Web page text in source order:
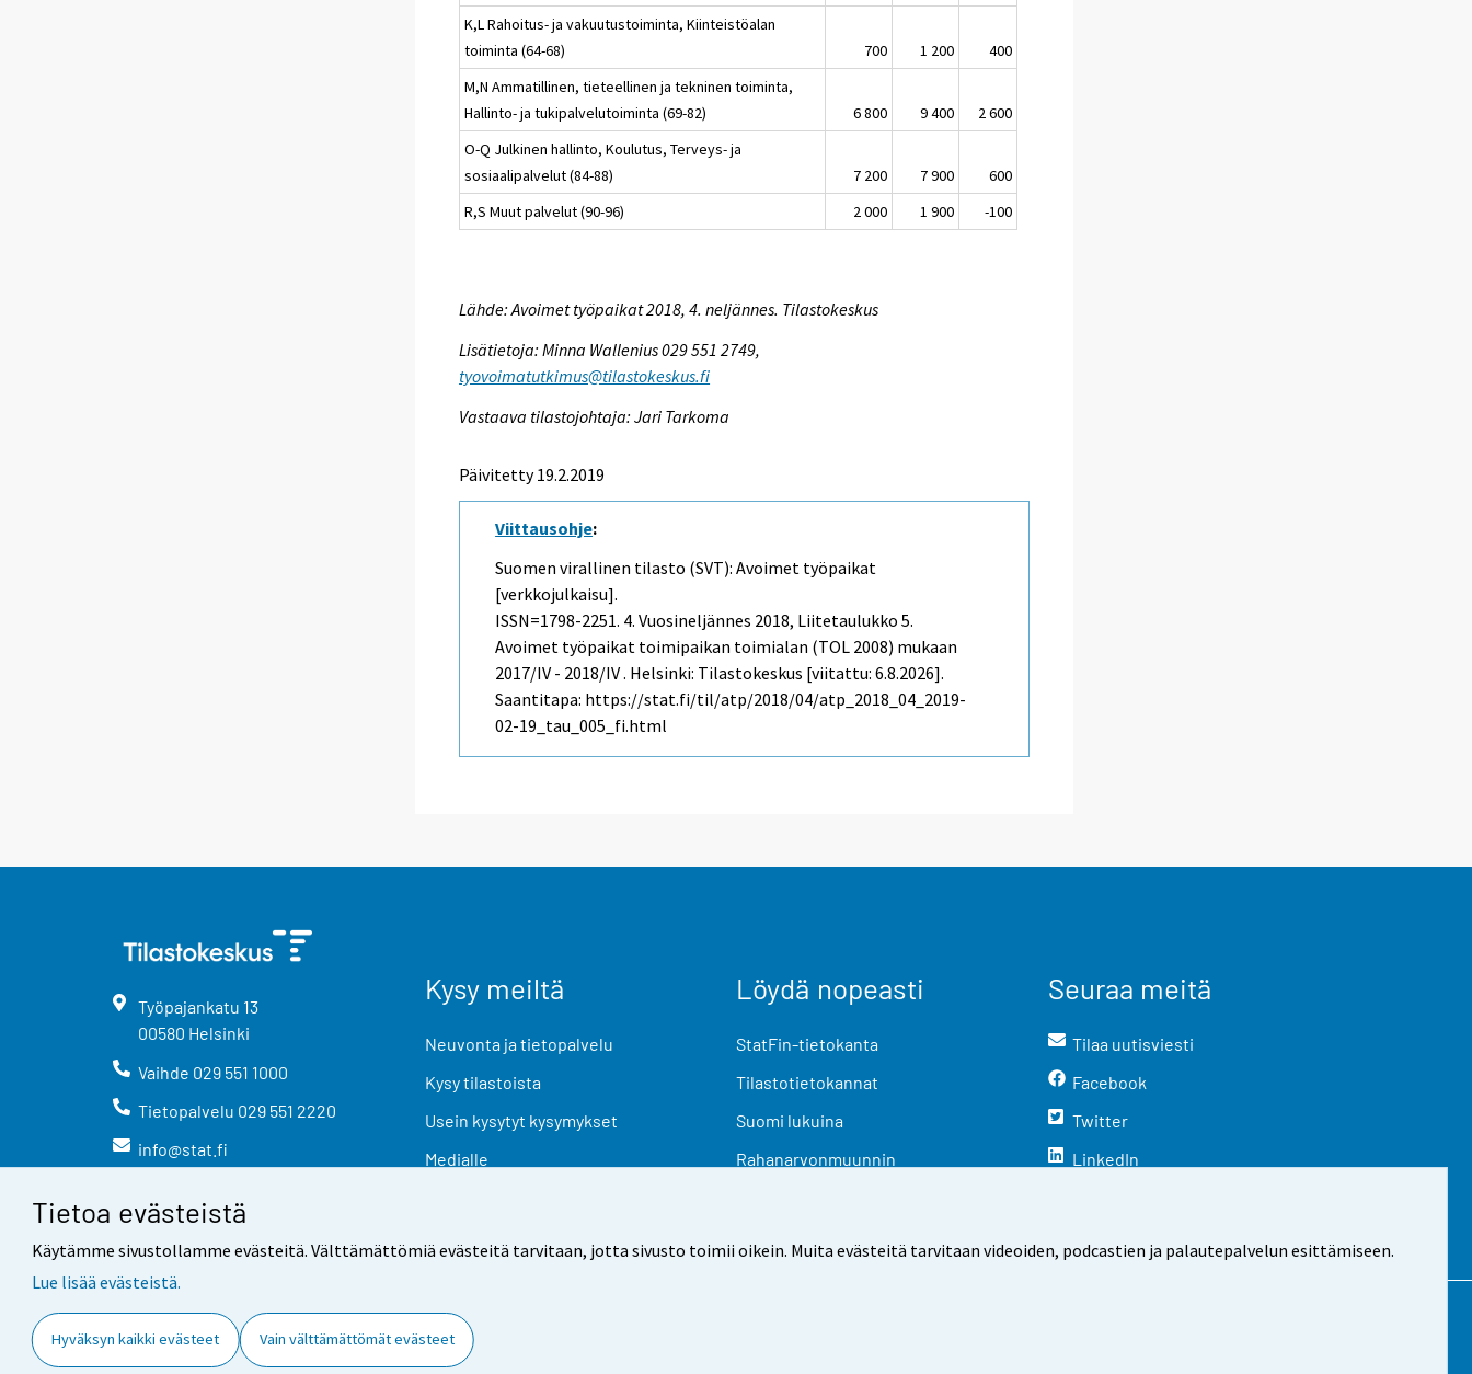
Tietoa evästeistä
Käytämme sivustollamme evästeitä. Välttämättömiä evästeitä tarvitaan, jotta sivusto toimii oikein. Muita evästeitä tarvitaan videoiden, podcastien ja palautepalvelun esittämiseen.
Lue lisää evästeistä.
Hyväksyn kaikki evästeet Vain välttämättömät evästeet
K,L Rahoitus- ja vakuutustoiminta, Kiinteistöalan
toiminta (64-68)
700 1 200
400
M,N Ammatillinen, tieteellinen ja tekninen toiminta,
Hallinto- ja tukipalvelutoiminta (69-82)
6 800 9 400
2 600
O-Q Julkinen hallinto, Koulutus, Terveys- ja
sosiaalipalvelut (84-88)
7 200 7 900
600
R,S Muut palvelut (90-96)
2 000 1 900 -100
Lähde: Avoimet työpaikat 2018, 4. neljännes. Tilastokeskus
Lisätietoja: Minna Wallenius 029 551 2749,
tyovoimatutkimus@tilastokeskus.fi
Vastaava tilastojohtaja: Jari Tarkoma
Päivitetty 19.2.2019
Viittausohje:
Suomen virallinen tilasto (SVT): Avoimet työpaikat
[verkkojulkaisu].
ISSN=1798-2251. 4. Vuosineljännes 2018, Liitetaulukko 5.
Avoimet työpaikat toimipaikan toimialan (TOL 2008) mukaan
2017/IV - 2018/IV . Helsinki: Tilastokeskus [viitattu: 6.8.2026].
Saantitapa: https://stat.fi/til/atp/2018/04/atp_2018_04_2019-
02-19_tau_005_fi.html
Työpajankatu 13
00580 Helsinki
Vaihde 029 551 1000
Tietopalvelu 029 551 2220
info@stat.fi
Kysy meiltä
Neuvonta ja tietopalvelu
Kysy tilastoista
Usein kysytyt kysymykset
Medialle
Löydä nopeasti
StatFin-tietokanta
Tilastotietokannat
Suomi lukuina
Rahanarvonmuunnin
Seuraa meitä
Tilaa uutisviesti
Facebook
Twitter
LinkedIn
Yhteystiedot Palaute